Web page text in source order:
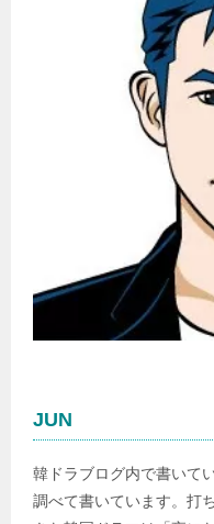
JUN
韓ドラブログ内で書いて
調べて書いています。打